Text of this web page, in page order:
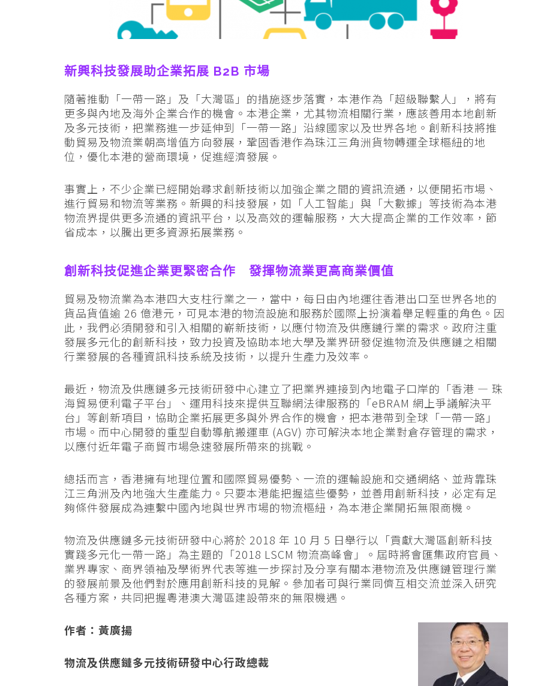
新興科技發展助企業拓展 B2B 市場
隨著推動「一帶一路」及「大灣區」的措施逐步落實，本港作為「超級聯繫人」，將有
更多與內地及海外企業合作的機會。本港企業，尤其物流相關行業，應該善用本地創新
及多元技術，把業務進一步延伸到「一帶一路」沿線國家以及世界各地。創新科技將推
動貿易及物流業朝高增值方向發展，鞏固香港作為珠江三角洲貨物轉運全球樞紐的地
位，優化本港的營商環境，促進經濟發展。
事實上，不少企業已經開始尋求創新技術以加強企業之間的資訊流通，以便開拓市場、
進行貿易和物流等業務。新興的科技發展，如「人工智能」與「大數據」等技術為本港
物流界提供更多流通的資訊平台，以及高效的運輸服務，大大提高企業的工作效率，節
省成本，以騰出更多資源拓展業務。
創新科技促進企業更緊密合作 發揮物流業更高商業價值
貿易及物流業為本港四大支柱行業之一，當中，每日由內地運往香港出口至世界各地的
貨品貨值逾 26 億港元，可見本港的物流設施和服務於國際上扮演着舉足輕重的角色。因
此，我們必須開發和引入相關的嶄新技術，以應付物流及供應鏈行業的需求。政府注重
發展多元化的創新科技，致力投資及協助本地大學及業界研發促進物流及供應鏈之相關
行業發展的各種資訊科技系統及技術，以提升生產力及效率。
最近，物流及供應鏈多元技術研發中心建立了把業界連接到內地電子口岸的「香港 — 珠
海貿易便利電子平台」、運用科技來提供互聯網法律服務的「eBRAM 網上爭議解決平
台」等創新項目，協助企業拓展更多與外界合作的機會，把本港帶到全球「一帶一路」
市場。而中心開發的重型自動導航搬運車 (AGV) 亦可解決本地企業對倉存管理的需求，
以應付近年電子商貿市場急速發展所帶來的挑戰。
總括而言，香港擁有地理位置和國際貿易優勢、一流的運輸設施和交通網絡、並背靠珠
江三角洲及內地強大生產能力。只要本港能把握這些優勢，並善用創新科技，必定有足
夠條件發展成為連繫中國內地與世界市場的物流樞紐，為本港企業開拓無限商機。
物流及供應鏈多元技術研發中心將於 2018 年 10 月 5 日舉行以「貢獻大灣區創新科技
實踐多元化一帶一路」為主題的「2018 LSCM 物流高峰會」。屆時將會匯集政府官員、
業界專家、商界領袖及學術界代表等進一步探討及分享有關本港物流及供應鏈管理行業
的發展前景及他們對於應用創新科技的見解。參加者可與行業同儕互相交流並深入研究
各種方案，共同把握粵港澳大灣區建設帶來的無限機遇。
作者：黃廣揚
物流及供應鏈多元技術研發中心行政總裁